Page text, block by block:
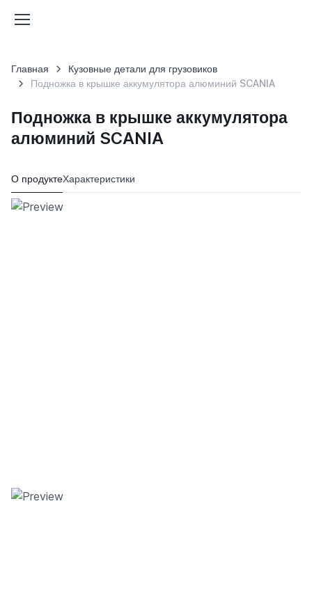
Главная
Кузовные детали для грузовиков
Подножка в крышке аккумулятора алюминий SCANIA
Подножка в крышке аккумулятора
алюминий SCANIA
О продуктеХарактеристики